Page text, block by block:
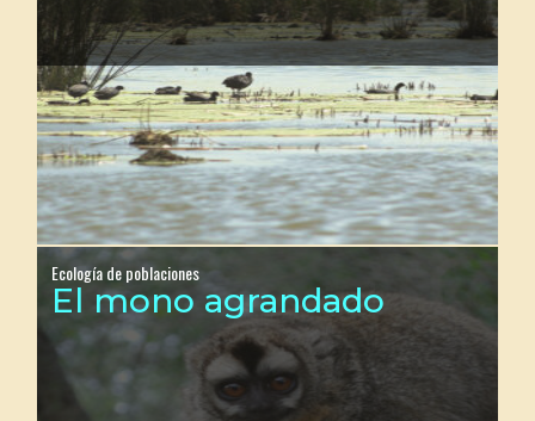
Ecología de poblaciones
El mono agrandado